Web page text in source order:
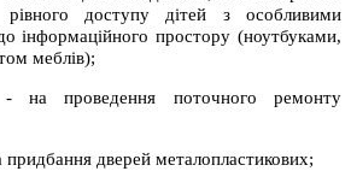
рівного доступу дітей з особливими
інформаційного простору (ноутбуками,
меблів);
проведення поточного ремонту
дверей металопластикових;